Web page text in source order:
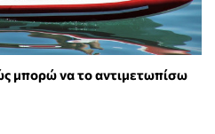
μπορώ να το αντιμετωπίσω